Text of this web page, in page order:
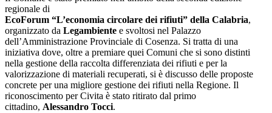
regionale di
EcoForum “L’economia circolare dei rifiuti” della Calabria,
organizzato da Legambiente e svoltosi nel Palazzo
dell’Amministrazione Provinciale di Cosenza. Si tratta di una
iniziativa dove, oltre a premiare quei Comuni che si sono distinti
nella gestione della raccolta differenziata dei rifiuti e per la
valorizzazione di materiali recuperati, si è discusso delle proposte
concrete per una migliore gestione dei rifiuti nella Regione. Il
riconoscimento per Civita è stato ritirato dal primo
cittadino, Alessandro Tocci.